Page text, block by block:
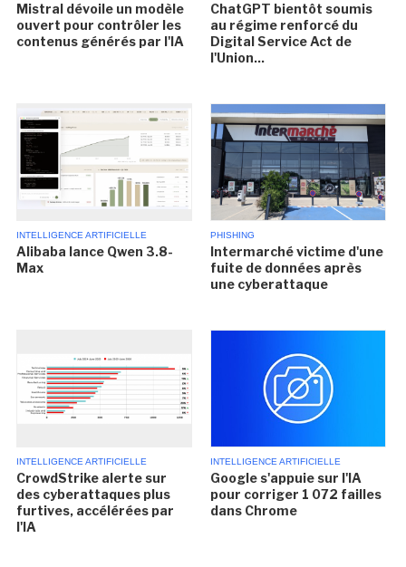
Mistral dévoile un modèle
ouvert pour contrôler les
contenus générés par l'IA
ChatGPT bientôt soumis
au régime renforcé du
Digital Service Act de
l'Union...
INTELLIGENCE ARTIFICIELLE
Alibaba lance Qwen 3.8-
Max
PHISHING
Intermarché victime d'une
fuite de données après
une cyberattaque
INTELLIGENCE ARTIFICIELLE
CrowdStrike alerte sur
des cyberattaques plus
furtives, accélérées par
l'IA
INTELLIGENCE ARTIFICIELLE
Google s'appuie sur l'IA
pour corriger 1 072 failles
dans Chrome